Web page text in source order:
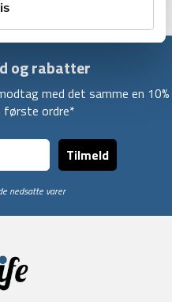
og rabatter
med det samme en 10%
første ordre*
Tilmeld
nedsatte varer